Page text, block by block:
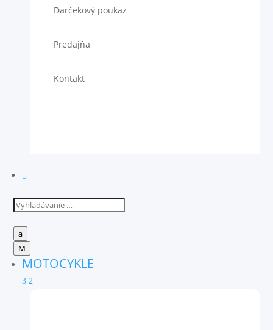
Darčekový poukaz
Predajňa
Kontakt

a
M
MOTOCYKLE
3 2